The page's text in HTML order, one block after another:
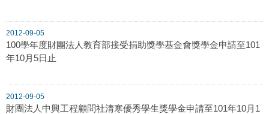
2012-09-05
100學年度財團法人教育部接受捐助獎學基金會獎學金申請至101
年10月5日止
2012-09-05
財團法人中興工程顧問社清寒優秀學生獎學金申請至101年10月1